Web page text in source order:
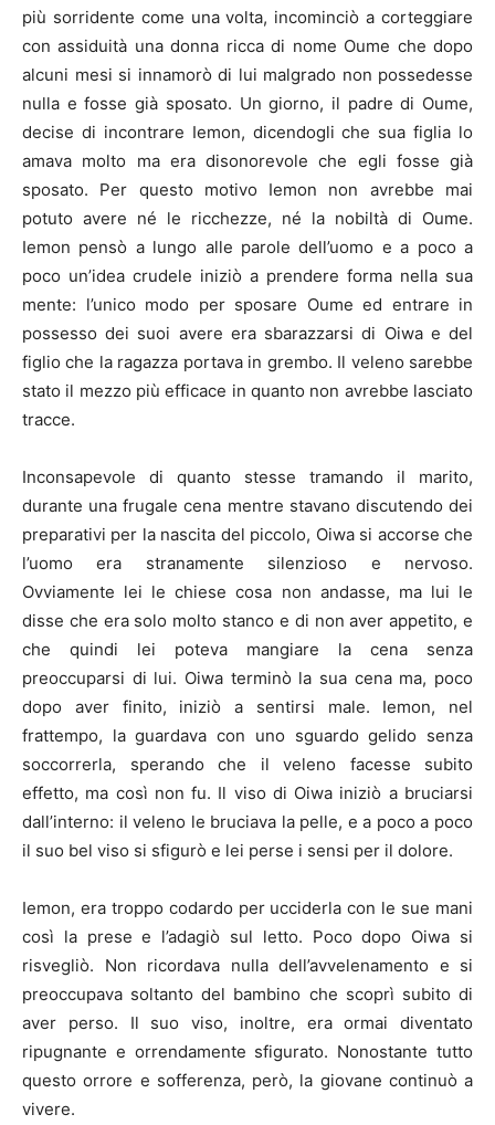
più sorridente come una volta, incominciò a corteggiare
con assiduità una donna ricca di nome Oume che dopo
alcuni mesi si innamorò di lui malgrado non possedesse
nulla e fosse già sposato. Un giorno, il padre di Oume,
decise di incontrare Iemon, dicendogli che sua figlia lo
amava molto ma era disonorevole che egli fosse già
sposato. Per questo motivo Iemon non avrebbe mai
potuto avere né le ricchezze, né la nobiltà di Oume.
Iemon pensò a lungo alle parole dell’uomo e a poco a
poco un’idea crudele iniziò a prendere forma nella sua
mente: l’unico modo per sposare Oume ed entrare in
possesso dei suoi avere era sbarazzarsi di Oiwa e del
figlio che la ragazza portava in grembo. Il veleno sarebbe
stato il mezzo più efficace in quanto non avrebbe lasciato
tracce.
Inconsapevole di quanto stesse tramando il marito,
durante una frugale cena mentre stavano discutendo dei
preparativi per la nascita del piccolo, Oiwa si accorse che
l’uomo era stranamente silenzioso e nervoso.
Ovviamente lei le chiese cosa non andasse, ma lui le
disse che era solo molto stanco e di non aver appetito, e
che quindi lei poteva mangiare la cena senza
preoccuparsi di lui. Oiwa terminò la sua cena ma, poco
dopo aver finito, iniziò a sentirsi male. Iemon, nel
frattempo, la guardava con uno sguardo gelido senza
soccorrerla, sperando che il veleno facesse subito
effetto, ma così non fu. Il viso di Oiwa iniziò a bruciarsi
dall’interno: il veleno le bruciava la pelle, e a poco a poco
il suo bel viso si sfigurò e lei perse i sensi per il dolore.
Iemon, era troppo codardo per ucciderla con le sue mani
così la prese e l’adagiò sul letto. Poco dopo Oiwa si
risvegliò. Non ricordava nulla dell’avvelenamento e si
preoccupava soltanto del bambino che scoprì subito di
aver perso. Il suo viso, inoltre, era ormai diventato
ripugnante e orrendamente sfigurato. Nonostante tutto
questo orrore e sofferenza, però, la giovane continuò a
vivere.